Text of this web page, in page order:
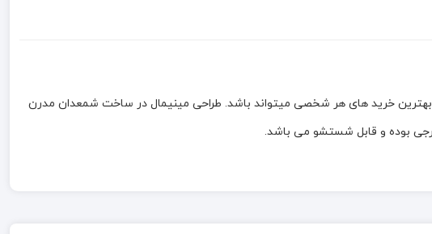
خرید های هر شخصی میتواند باشد. طراحی مینیمال در ساخت شمعدان مدرن
بوده و قابل شستشو می باشد.